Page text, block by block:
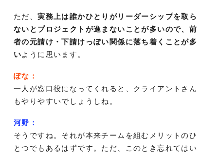
ただ、実務上は誰かひとりがリーダーシップを取ら
ないとプロジェクトが進まないことが多いので、前
者の元請け・下請けっぽい関係に落ち着くことが多
いように思います。
ぽな：
一人が窓口役になってくれると、クライアントさん
もやりやすいでしょうしね。
河野：
そうですね。それが本来チームを組むメリットのひ
とつでもあるはずです。ただ、このとき忘れてはい